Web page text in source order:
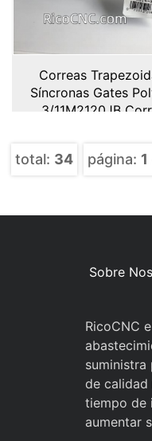
Correas
Síncronas Gates
3/11M2120JB
total: 34 página: 1
Sobre
RicoCNC
suministra
de calidad
tiempo de
aumentar